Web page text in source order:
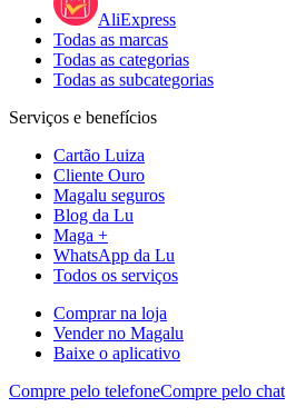
AliExpress
Todas as marcas
Todas as categorias
Todas as subcategorias
Serviços e benefícios
Cartão Luiza
Cliente Ouro
Magalu seguros
Blog da Lu
Maga +
WhatsApp da Lu
Todos os serviços
Comprar na loja
Vender no Magalu
Baixe o aplicativo
Compre pelo telefoneCompre pelo chat